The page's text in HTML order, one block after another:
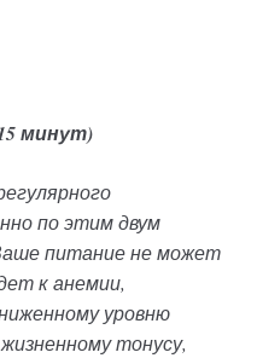
минут)
по этим двум
питание не может
к анемии,
уровню
тонусу,